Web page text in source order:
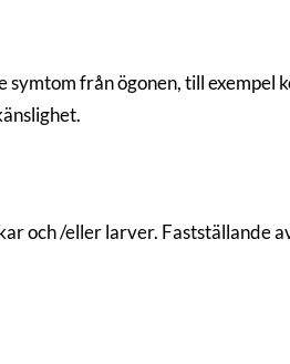
symtom från ögonen, till exempel
och /eller larver. Fastställande